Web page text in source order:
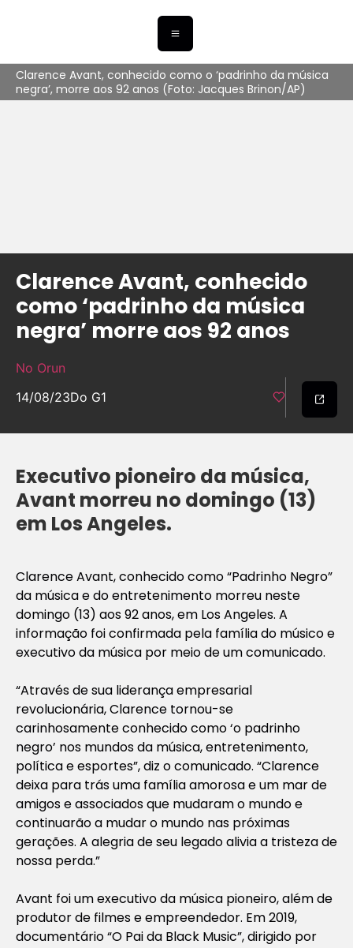
Clarence Avant, conhecido como o ‘padrinho da música
negra’, morre aos 92 anos (Foto: Jacques Brinon/AP)
Clarence Avant, conhecido
como ‘padrinho da música
negra’ morre aos 92 anos
No Orun
14/08/23Do G1
Executivo pioneiro da música,
Avant morreu no domingo (13)
em Los Angeles.
Clarence Avant, conhecido como “Padrinho Negro”
da música e do entretenimento morreu neste
domingo (13) aos 92 anos, em Los Angeles. A
informação foi confirmada pela família do músico e
executivo da música por meio de um comunicado.
“Através de sua liderança empresarial
revolucionária, Clarence tornou-se
carinhosamente conhecido como ‘o padrinho
negro’ nos mundos da música, entretenimento,
política e esportes”, diz o comunicado. “Clarence
deixa para trás uma família amorosa e um mar de
amigos e associados que mudaram o mundo e
continuarão a mudar o mundo nas próximas
gerações. A alegria de seu legado alivia a tristeza de
nossa perda.”
Avant foi um executivo da música pioneiro, além de
produtor de filmes e empreendedor. Em 2019,
documentário “O Pai da Black Music”, dirigido por